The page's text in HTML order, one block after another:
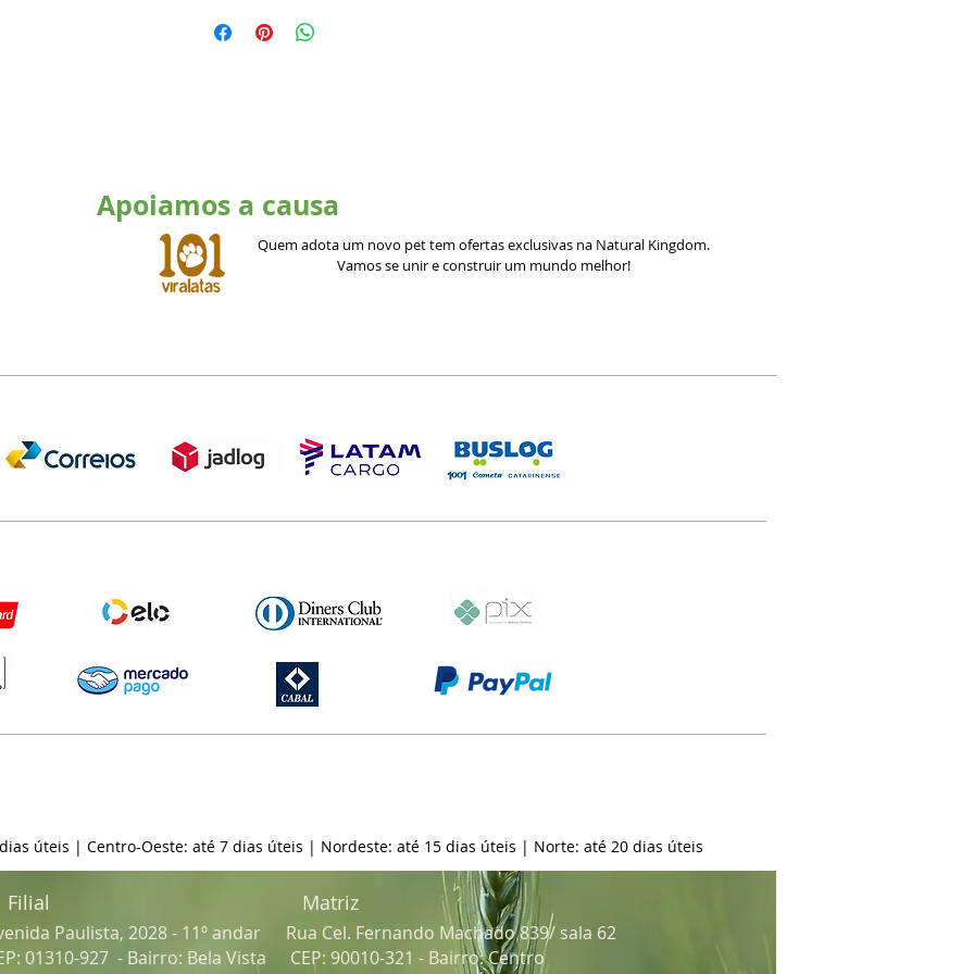
Apoiamos a causa
Quem adota um novo pet tem ofertas exclusivas na Natural Kingdom.
Vamos se unir e construir um mundo melhor!
úteis | Centro-Oeste: até 7 dias úteis | Nordeste: até 15 dias úteis | Norte: até 20 dias úteis
Filial Matriz
Paulista, 2028 - 11º andar
01310-927 - Bairro: Bela Vista
Rua Cel. Fernando Machado 839/ sala 62
CEP: 90010-321 - Bairro: Centro